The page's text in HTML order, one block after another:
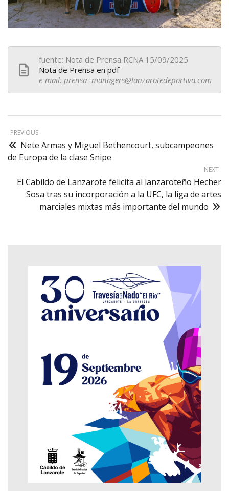
fuente: Nota de Prensa RCNA 15/09/2025
Nota de Prensa en pdf
e-mail: prensa+managers@lanzarotedeportiva.com
PREVIOUS
Nete Armas y Miguel Bethencourt, subcampeones
de Europa de la clase Snipe
NEXT
El Cabildo de Lanzarote felicita al lanzaroteño Hecher
Sosa tras su incorporación a la UFC, la liga de artes
marciales mixtas más importante del mundo